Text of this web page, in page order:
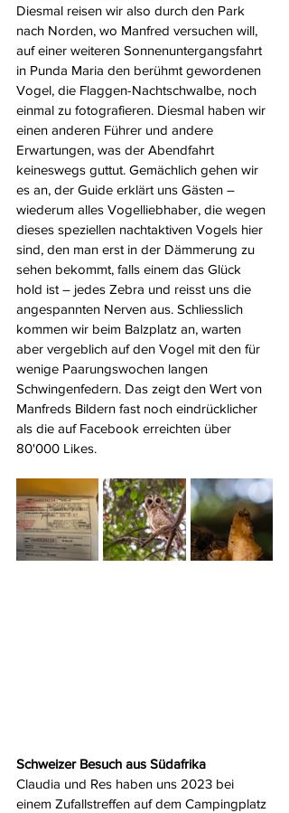
Diesmal reisen wir also durch den Park
nach Norden, wo Manfred versuchen will,
auf einer weiteren Sonnenuntergangsfahrt
in Punda Maria den berühmt gewordenen
Vogel, die Flaggen-Nachtschwalbe, noch
einmal zu fotografieren. Diesmal haben wir
einen anderen Führer und andere
Erwartungen, was der Abendfahrt
keineswegs guttut. Gemächlich gehen wir
es an, der Guide erklärt uns Gästen –
wiederum alles Vogelliebhaber, die wegen
dieses speziellen nachtaktiven Vogels hier
sind, den man erst in der Dämmerung zu
sehen bekommt, falls einem das Glück
hold ist – jedes Zebra und reisst uns die
angespannten Nerven aus. Schliesslich
kommen wir beim Balzplatz an, warten
aber vergeblich auf den Vogel mit den für
wenige Paarungswochen langen
Schwingenfedern. Das zeigt den Wert von
Manfreds Bildern fast noch eindrücklicher
als die auf Facebook erreichten über
80'000 Likes.
Schweizer Besuch aus Südafrika
Claudia und Res haben uns 2023 bei
einem Zufallstreffen auf dem Campingplatz